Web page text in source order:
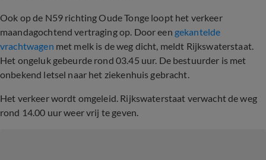
Ook op de N59 richting Oude Tonge loopt het verkeer
maandagochtend vertraging op. Door een gekantelde
vrachtwagen met melk is de weg dicht, meldt Rijkswaterstaat.
Het ongeluk gebeurde rond 03.45 uur. De bestuurder is met
onbekend letsel naar het ziekenhuis gebracht.
Het verkeer wordt omgeleid. Rijkswaterstaat verwacht de weg
rond 14.00 uur weer vrij te geven.